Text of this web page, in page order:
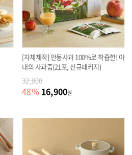
[자체제작] 안동사과 100%로 착즙한! 아
내의 사과즙(21포, 신규패키지)
32,800
48% 16,900원